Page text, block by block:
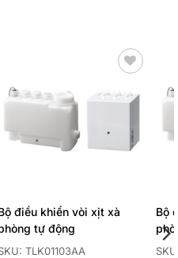
yêu
TLK01103AA
điều khiển vòi xịt xà
tự động
Bộ